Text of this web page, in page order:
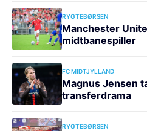
RYGTEBØRSEN
Manchester
midtbanespiller
FC MIDTJYLLAND
Magnus Jensen
transferdrama
RYGTEBØRSEN